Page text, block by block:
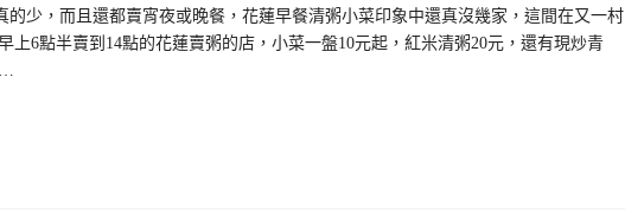
的少，而且還都賣宵夜或晚餐，花蓮早餐清粥小菜印象中還真沒幾家，這間在又一村
上6點半賣到14點的花蓮賣粥的店，小菜一盤10元起，紅米清粥20元，還有現炒青
…